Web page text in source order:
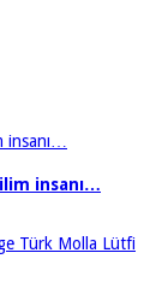
insanı…